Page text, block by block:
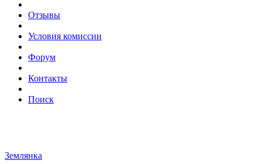
Отзывы
Условия комиссии
Форум
Контакты
Поиск
Землянка